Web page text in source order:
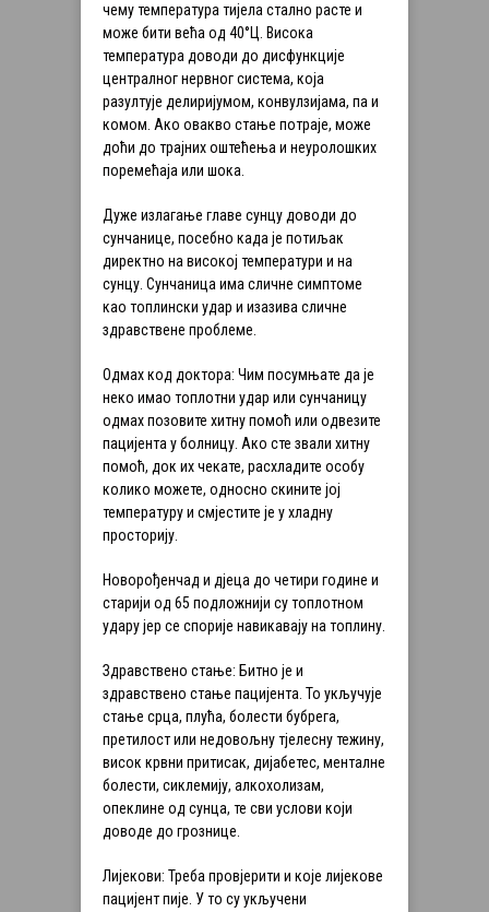
чему температура тијела стално расте и
може бити већа од 40°Ц. Висока
температура доводи до дисфункције
централног нервног система, која
разултује делиријумом, конвулзијама, па и
комом. Ако овакво стање потраје, може
доћи до трајних оштећења и неуролошких
поремећаја или шока.
Дуже излагање главе сунцу доводи до
сунчанице, посебно када је потиљак
директно на високој температури и на
сунцу. Сунчаница има сличне симптоме
као топлински удар и изазива сличне
здравствене проблеме.
Одмах код доктора: Чим посумњате да је
неко имао топлотни удар или сунчаницу
одмах позовите хитну помоћ или одвезите
пацијента у болницу. Ако сте звали хитну
помоћ, док их чекате, расхладите особу
колико можете, односно скините јој
температуру и смјестите је у хладну
просторију.
Новорођенчад и дјеца до четири године и
старији од 65 подложнији су топлотном
удару јер се спорије навикавају на топлину.
Здравствено стање: Битно је и
здравствено стање пацијента. То укључује
стање срца, плућа, болести бубрега,
претилост или недовољну тјелесну тежину,
висок крвни притисак, дијабетес, менталне
болести, сиклемију, алкохолизам,
опеклине од сунца, те сви услови који
доводе до грознице.
Лијекови: Треба провјерити и које лијекове
пацијент пије. У то су укључени